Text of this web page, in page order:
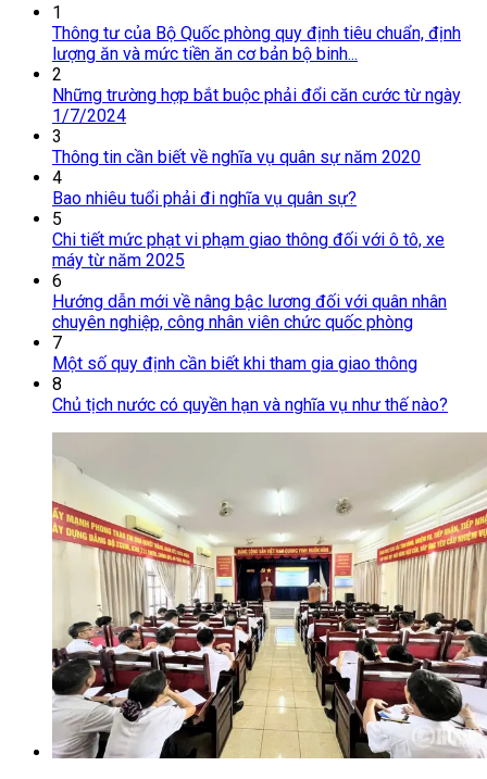
1
Thông tư của Bộ Quốc phòng quy định tiêu chuẩn, định
lượng ăn và mức tiền ăn cơ bản bộ binh...
2
Những trường hợp bắt buộc phải đổi căn cước từ ngày
1/7/2024
3
Thông tin cần biết về nghĩa vụ quân sự năm 2020
4
Bao nhiêu tuổi phải đi nghĩa vụ quân sự?
5
Chi tiết mức phạt vi phạm giao thông đối với ô tô, xe
máy từ năm 2025
6
Hướng dẫn mới về nâng bậc lương đối với quân nhân
chuyên nghiệp, công nhân viên chức quốc phòng
7
Một số quy định cần biết khi tham gia giao thông
8
Chủ tịch nước có quyền hạn và nghĩa vụ như thế nào?